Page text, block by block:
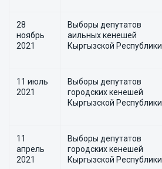
28
ноябрь
2021
Выборы депутатов
аильных кенешей
Кыргызской Республики
11 июль
2021
Выборы депутатов
городских кенешей
Кыргызской Республики
11
апрель
2021
Выборы депутатов
городских кенешей
Кыргызской Республики